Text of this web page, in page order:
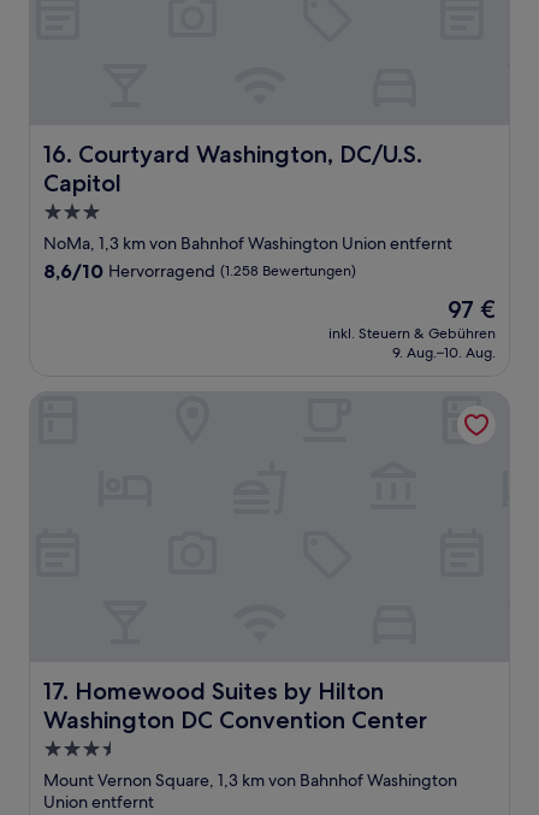
16. Courtyard Washington, DC/U.S.
Capitol
Courtyard Washington, DC/U.S. Capitol
3.0-
Sterne-
Unterkunft
NoMa, 1,3 km von Bahnhof Washington Union entfernt
8.6
8,6/10 Hervorragend (1.258 Bewertungen)
Der
Preis
beträgt
97 €
inkl. Steuern & Gebühren
9. Aug.–10. Aug.
17. Homewood Suites by Hilton
Washington DC Convention Center
Homewood Suites by Hilton Washington DC
3.5-
Sterne-
Unterkunft
Mount Vernon Square, 1,3 km von Bahnhof Washington
Union entfernt
Homewood Suites by Hilton Washington DC Convention